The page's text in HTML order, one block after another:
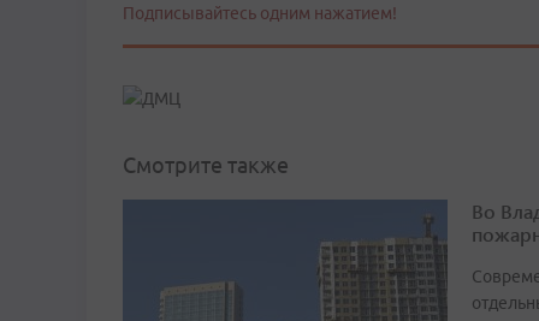
Подписывайтесь одним нажатием!
Смотрите также
Во